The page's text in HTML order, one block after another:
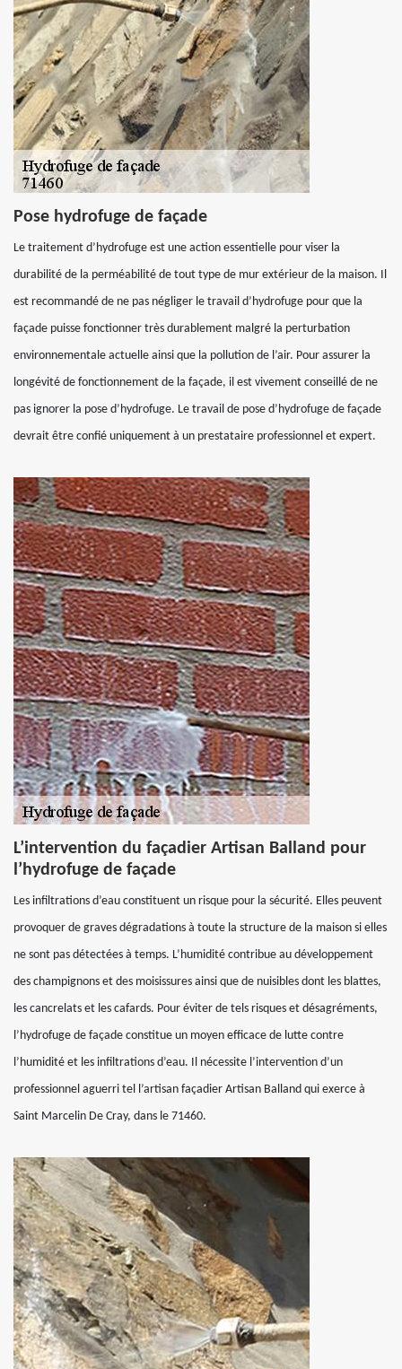
Pose hydrofuge de façade
Le traitement d’hydrofuge est une action essentielle pour viser la
durabilité de la perméabilité de tout type de mur extérieur de la maison. Il
est recommandé de ne pas négliger le travail d’hydrofuge pour que la
façade puisse fonctionner très durablement malgré la perturbation
environnementale actuelle ainsi que la pollution de l’air. Pour assurer la
longévité de fonctionnement de la façade, il est vivement conseillé de ne
pas ignorer la pose d’hydrofuge. Le travail de pose d’hydrofuge de façade
devrait être confié uniquement à un prestataire professionnel et expert.
L’intervention du façadier Artisan Balland pour
l’hydrofuge de façade
Les infiltrations d’eau constituent un risque pour la sécurité. Elles peuvent
provoquer de graves dégradations à toute la structure de la maison si elles
ne sont pas détectées à temps. L’humidité contribue au développement
des champignons et des moisissures ainsi que de nuisibles dont les blattes,
les cancrelats et les cafards. Pour éviter de tels risques et désagréments,
l’hydrofuge de façade constitue un moyen efficace de lutte contre
l’humidité et les infiltrations d’eau. Il nécessite l’intervention d’un
professionnel aguerri tel l’artisan façadier Artisan Balland qui exerce à
Saint Marcelin De Cray, dans le 71460.